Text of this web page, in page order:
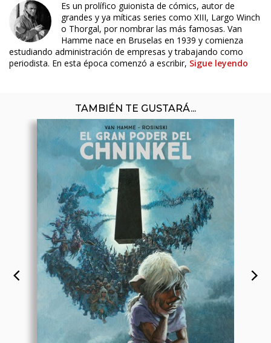
Es un prolífico guionista de cómics, autor de
grandes y ya míticas series como XIII, Largo Winch
o Thorgal, por nombrar las más famosas. Van
Hamme nace en Bruselas en 1939 y comienza
estudiando administración de empresas y trabajando como
periodista. En esta época comenzó a escribir, Sigue leyendo
TAMBIÉN TE GUSTARÁ...